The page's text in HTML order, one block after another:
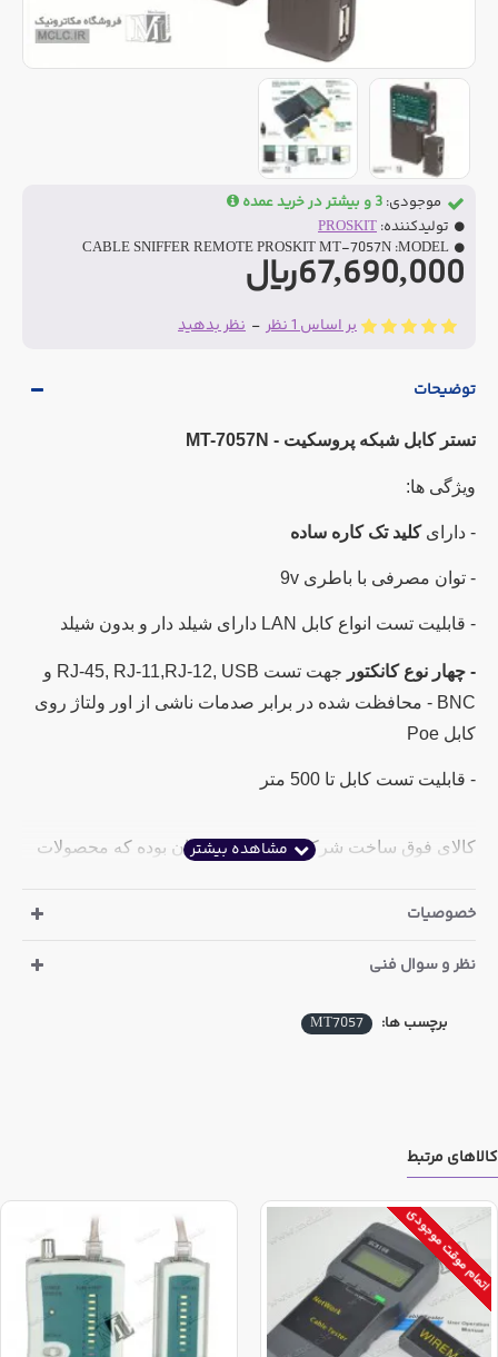
بر اساس 1 نظر - نظر بدهید
67,690,000ریال
موجودی: 3 و بیشتر در خرید عمده
تولیدکننده: PROSKIT
MODEL:
CABLE SNIFFER REMOTE PROSKIT MT-7057N
توضیحات
تستر کابل شبکه پروسکیت - MT-7057N
ویژگی ها:
- دارایکلید تک کاره ساده
- توان مصرفی با باطری 9v
- قابلیت تست انواع کابل LAN دارای شیلد دار و بدون شیلد
- چهار نوع کانکتور جهت تست
RJ-45, RJ-11,RJ-12, USB و
BNC - محافظت شده در برابر صدمات ناشی از اور ولتاژ روی
کابل Poe
- قابلیت تست کابل تا 500 متر
کالای فوق ساخت شرکت پروسکیت تایوان بوده که محصولات
صرفا درکارخانه چین این شرکت تولید میگردد و بطور کلی این
لایسنس برند پروسکیت تایوان است.
خصوصیات
نظر و سوال فنی
برچسب ها: MT7057
کالاهای مرتبط
اتمام موقت موجودی